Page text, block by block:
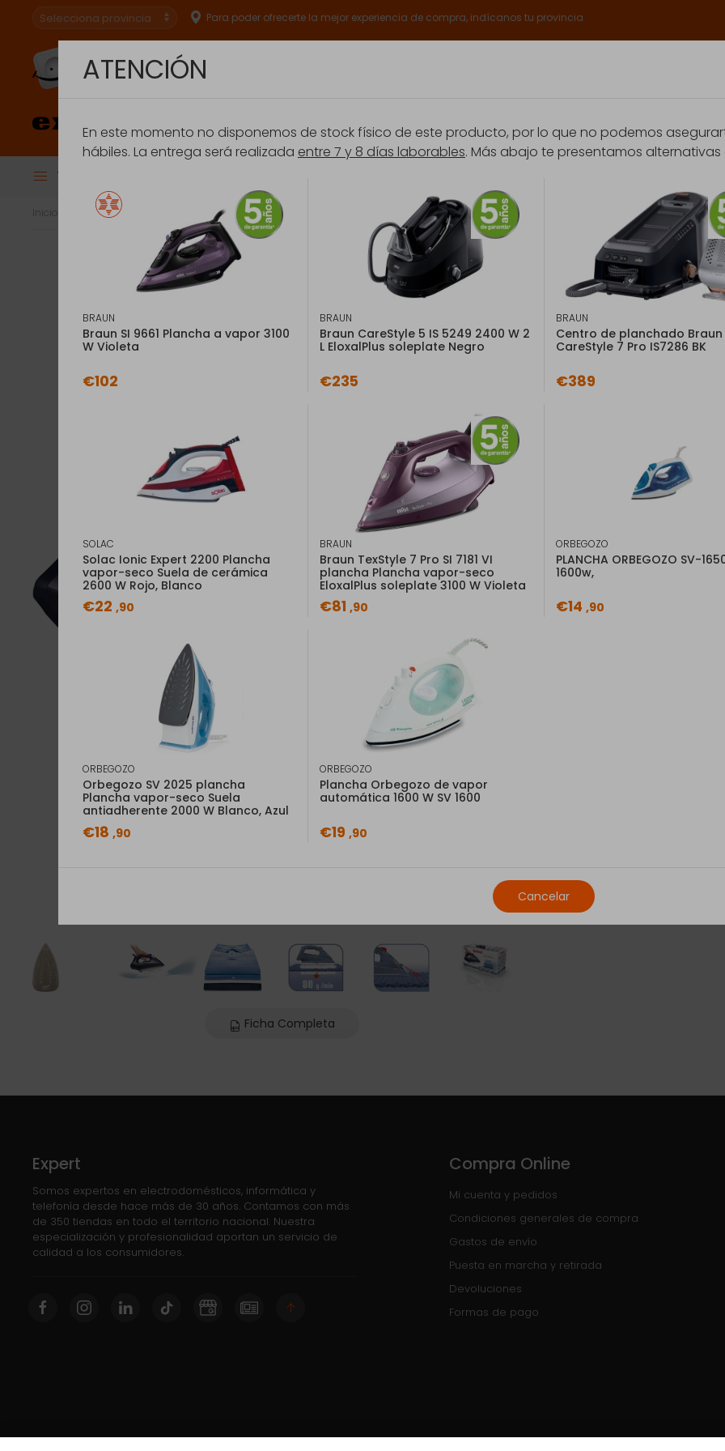
Para poder ofrecerte la mejor experiencia de compra, indícanos tu provincia
Especialistas en
conectar.
Todas las Categorías
Inicio Pequeños electrodomésticos Cuidado de la ropa Plancha de vapor Virtuo FV1739E0 Tefal
Ficha Completa
EAN: 3121040071939
Plancha de
2000W, 24 g/min
Descripción
La plancha de vapor Virtuo
resultados y una gran
Tipo de envío
Expert
Somos expertos en electrodomésticos, informática y
telefonía desde hace más de 30 años. Contamos con más
de 350 tiendas en todo el territorio nacional. Nuestra
especialización y profesionalidad aportan un servicio de
calidad a los consumidores.
Compra Online
Mi cuenta y pedidos
Condiciones generales de compra
Gastos de envío
Puesta en marcha y retirada
Devoluciones
Formas de pago
ATENCIÓN
En este momento no disponemos de stock físico de este producto, por lo que no podemos
hábiles. La entrega será realizada entre 7 y 8 días laborables. Más abajo te presentamos
BRAUN
Braun SI 9661 Plancha a vapor 3100
W Violeta
€102
BRAUN
Braun CareStyle 5 IS 5249 2400 W 2
L EloxalPlus soleplate Negro
€235
BRAUN
Centro de planchado Braun
CareStyle 7 Pro IS7286 BK
€389
SOLAC
Solac Ionic Expert 2200 Plancha
vapor-seco Suela de cerámica
2600 W Rojo, Blanco
€22 ,90
BRAUN
Braun TexStyle 7 Pro SI 7181 VI
plancha Plancha vapor-seco
EloxalPlus soleplate 3100 W Violeta
€81 ,90
ORBEGOZO
PLANCHA ORBEGOZO SV-
1600w,
€14 ,90
ORBEGOZO
Orbegozo SV 2025 plancha
Plancha vapor-seco Suela
antiadherente 2000 W Blanco, Azul
€18 ,90
ORBEGOZO
Plancha Orbegozo de vapor
automática 1600 W SV 1600
€19 ,90
Cancelar